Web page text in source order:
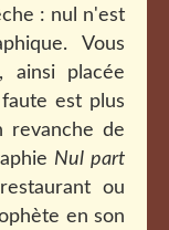
: nul n'est
Vous
ainsi placée
est plus
revanche de
Nul part
ou
en son